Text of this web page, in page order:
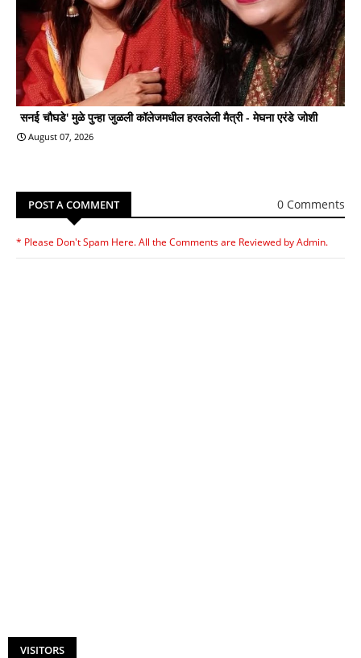
सनई चौघडे' मुळे पुन्हा जुळली कॉलेजमधील हरवलेली मैत्री - मेघना एरंडे जोशी
August 07, 2026
POST A COMMENT 0 Comments
* Please Don't Spam Here. All the Comments are Reviewed by Admin.
VISITORS